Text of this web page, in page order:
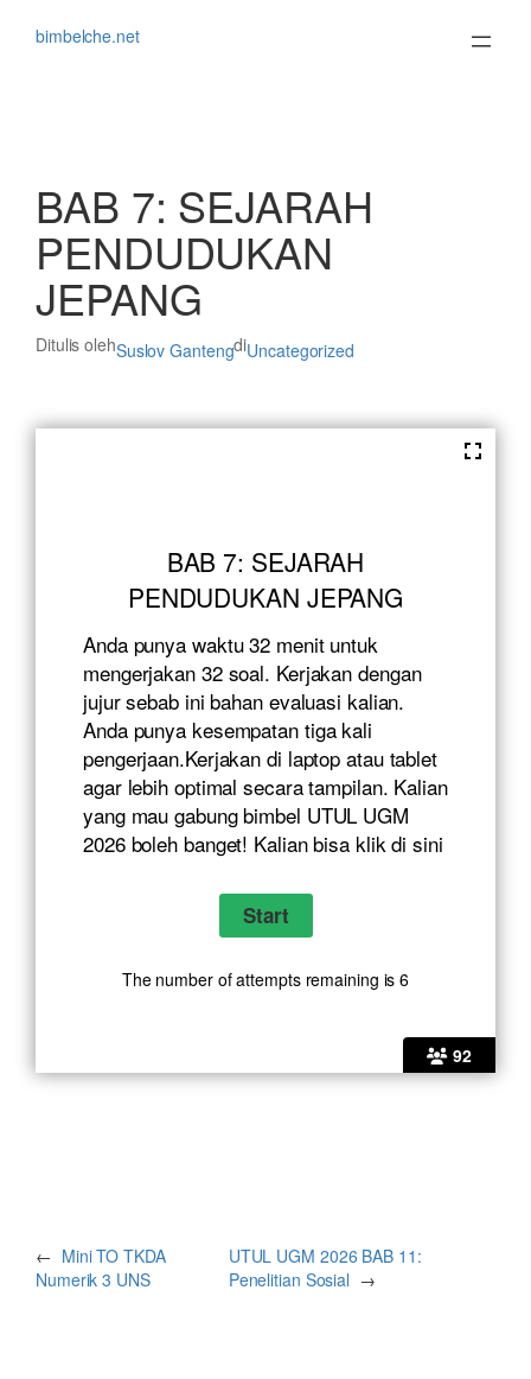
bimbelche.net
BAB 7: SEJARAH
PENDUDUKAN
JEPANG
Ditulis olehSuslov GantengdiUncategorized
92
BAB 7: SEJARAH
PENDUDUKAN JEPANG
Anda punya waktu 32 menit untuk
mengerjakan 32 soal. Kerjakan dengan
jujur sebab ini bahan evaluasi kalian.
Anda punya kesempatan tiga kali
pengerjaan.Kerjakan di laptop atau tablet
agar lebih optimal secara tampilan. Kalian
yang mau gabung bimbel UTUL UGM
2026 boleh banget! Kalian bisa klikdi sini
The number of attempts remaining is 6
← Mini TO TKDA
Numerik 3 UNS
UTUL UGM 2026 BAB 11:
Penelitian Sosial →